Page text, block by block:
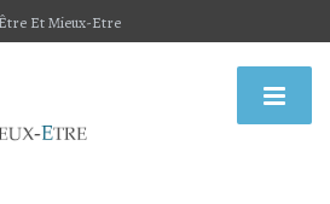
Être Et Mieux-Etre